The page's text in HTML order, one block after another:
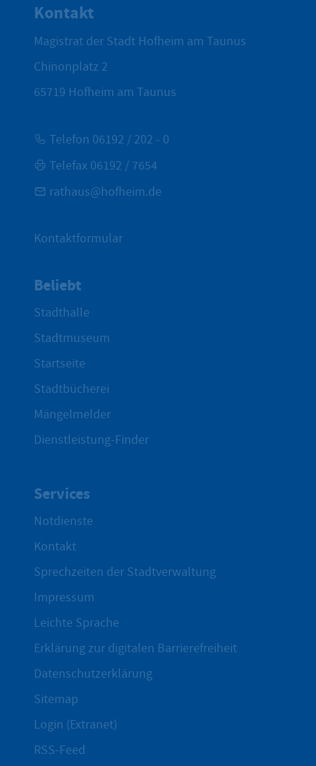
Kontakt
Magistrat der Stadt Hofheim am Taunus
Chinonplatz 2
65719 Hofheim am Taunus
Telefon 06192 / 202 - 0
Telefax 06192 / 7654
rathaus@hofheim.de
Kontaktformular
Beliebt
Stadthalle
Stadtmuseum
Startseite
Stadtbücherei
Mängelmelder
Dienstleistung-Finder
Services
Notdienste
Kontakt
Sprechzeiten der Stadtverwaltung
Impressum
Leichte Sprache
Erklärung zur digitalen Barrierefreiheit
Datenschutzerklärung
Sitemap
Login (Extranet)
RSS-Feed